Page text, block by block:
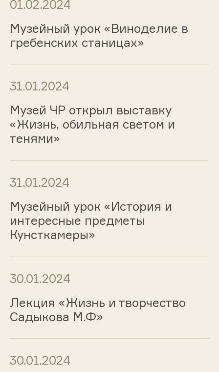
01.02.2024
Музейный урок «Виноделие в
гребенских станицах»
31.01.2024
Музей ЧР открыл выставку
«Жизнь, обильная светом и
тенями»
31.01.2024
Музейный урок «История и
интересные предметы
Кунсткамеры»
30.01.2024
Лекция «Жизнь и творчество
Садыкова М.Ф»
30.01.2024